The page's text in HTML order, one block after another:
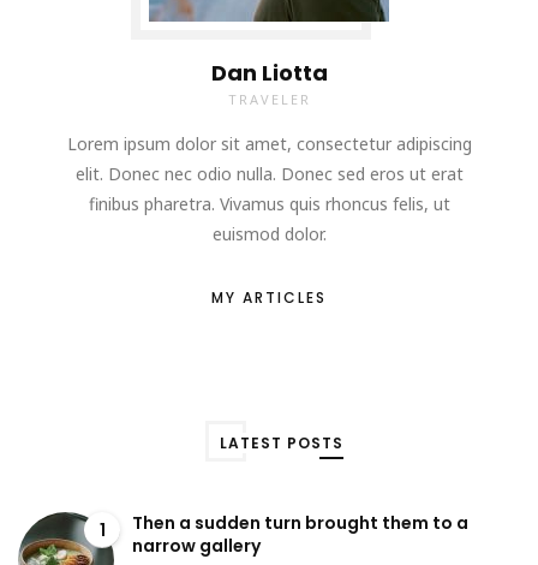
Dan Liotta
TRAVELER
Lorem ipsum dolor sit amet, consectetur adipiscing
elit. Donec nec odio nulla. Donec sed eros ut erat
finibus pharetra. Vivamus quis rhoncus felis, ut
euismod dolor.
MY ARTICLES
LATEST POSTS
1
Then a sudden turn brought them to a
narrow gallery